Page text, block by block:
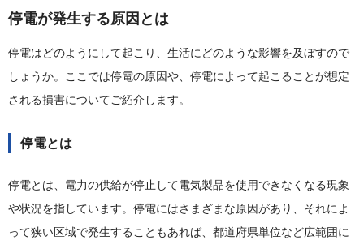
停電が発生する原因とは
停電はどのようにして起こり、生活にどのような影響を及ぼすので
しょうか。ここでは停電の原因や、停電によって起こることが想定
される損害についてご紹介します。
停電とは
停電とは、電力の供給が停止して電気製品を使用できなくなる現象
や状況を指しています。停電にはさまざまな原因があり、それによ
って狭い区域で発生することもあれば、都道府県単位など広範囲に